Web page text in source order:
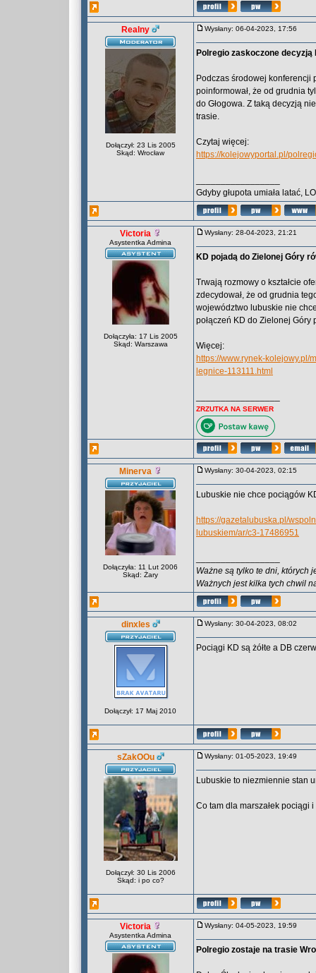
Realny
Dołączył: 23 Lis 2005
Skąd: Wrocław
Wysłany: 06-04-2023, 17:56
Polregio zaskoczone decyzją
Podczas środowej konferencji
poinformował, że od grudnia
do Głogowa. Z taką decyzją
trasie.
Czytaj więcej:
https://kolejowyportal.pl/
Gdyby głupota umiała latać,
Victoria
Asystentka Admina
Dołączyła: 17 Lis 2005
Skąd: Warszawa
Wysłany: 28-04-2023, 21:21
KD pojadą do Zielonej Góry
Trwają rozmowy o kształcie
zdecydował, że od grudnia
województwo lubuskie nie
połączeń KD do Zielonej Góry
Więcej:
https://www.rynek-
legnice-113111.html
ZRZUTKA NA SERWER
Minerva
Dołączyła: 11 Lut 2006
Skąd: Żary
Wysłany: 30-04-2023, 02:15
Lubuskie nie chce pociągów
https://gazetalubuska.pl/
lubuskiem/ar/c3-17486951
Ważne są tylko te dni, których
Ważnych jest kilka tych chwil
dinxles
Dołączył: 17 Maj 2010
Wysłany: 30-04-2023, 08:02
Pociągi KD są żółte a DB
sZakOOu
Dołączył: 30 Lis 2006
Skąd: i po co?
Wysłany: 01-05-2023, 19:49
Lubuskie to niezmiennie stan
Co tam dla marszałek pociągi
Victoria
Asystentka Admina
Wysłany: 04-05-2023, 19:59
Polregio zostaje na trasie